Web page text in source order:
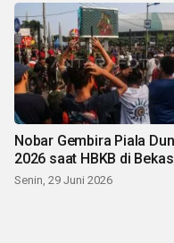
Nobar Gembira Piala
2026 saat HBKB di
Senin, 29 Juni 2026